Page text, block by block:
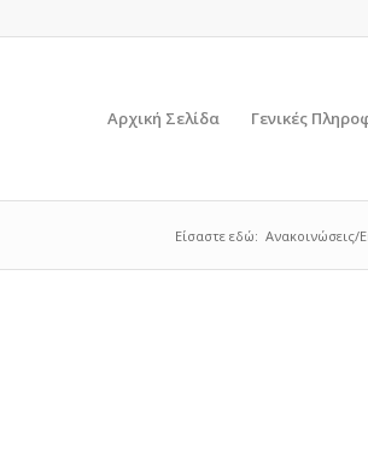
Αρχική Σελίδα Γενικές
Είσαστε εδώ: Ανακοινώσεις/